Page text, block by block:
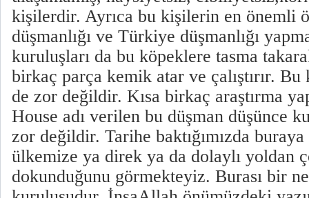
kişilerdir. Ayrıca bu kişilerin en önemli
düşmanlığı ve Türkiye düşmanlığı
kuruluşları da bu köpeklere tasma
birkaç parça kemik atar ve çalıştırır.
de zor değildir. Kısa birkaç araştırma
House adı verilen bu düşman düşünce
zor değildir. Tarihe baktığımızda
ülkemize ya direk ya da dolaylı yoldan
dokunduğunu görmekteyiz. Burası bir